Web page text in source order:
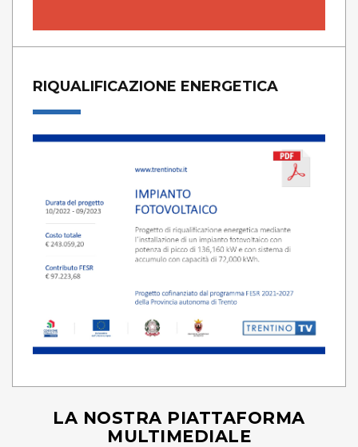
RIQUALIFICAZIONE ENERGETICA
LA NOSTRA PIATTAFORMA
MULTIMEDIALE